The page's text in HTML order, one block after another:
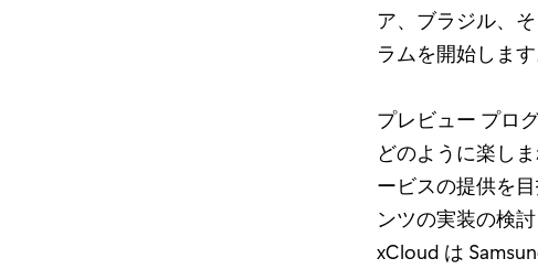
ア、ブラジル、
ラムを開始します
プレビュー プロ
どのように楽し
ービスの提供を
ンツの実装の検
xCloud は